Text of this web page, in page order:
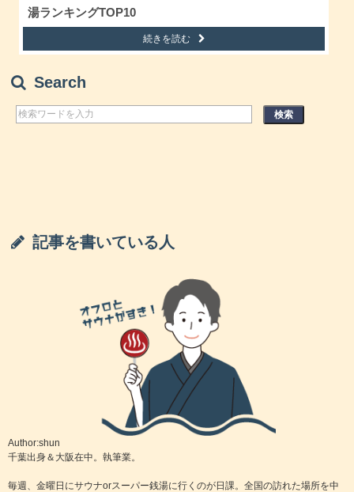
湯ランキングTOP10
続きを読む
Search
記事を書いている人
Author:shun
千葉出身＆大阪在中。執筆業。
毎週、金曜日にサウナorスーパー銭湯に行くのが日課。全国の訪れた場所を中